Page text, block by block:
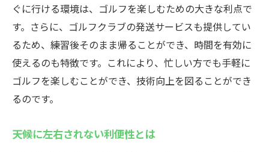
ぐに行ける環境は、ゴルフを楽しむための大きな利点で
す。さらに、ゴルフクラブの発送サービスも提供してい
るため、練習後そのまま帰ることができ、時間を有効に
使えるのも特徴です。これにより、忙しい方でも手軽に
ゴルフを楽しむことができ、技術向上を図ることができ
るのです。
天候に左右されない利便性とは